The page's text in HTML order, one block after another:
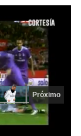
Próximo